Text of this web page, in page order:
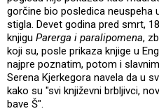
gorčine bio posledica neuspeha
stigla. Devet godina pred smrt,
knjigu Parerga i paralipomena,
koji su, posle prikaza knjige u
najpre poznatim, potom i
Serena Kjerkegora navela da u
kako su "svi književni brbljivci,
bave Š".